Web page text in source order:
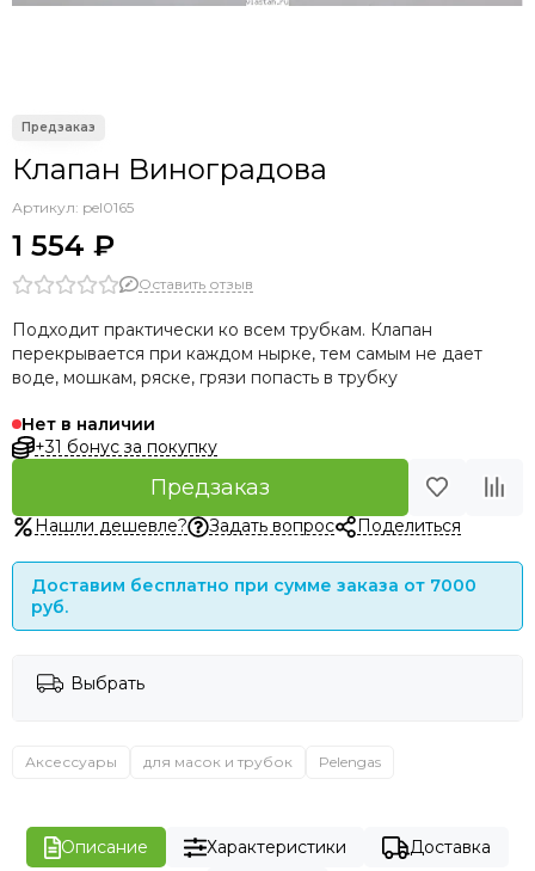
Клапан Виноградова
Артикул: pel0165
1 554 ₽
Оставить отзыв
Подходит практически ко всем трубкам. Клапан
перекрывается при каждом нырке, тем самым не дает
воде, мошкам, ряске, грязи попасть в трубку
Нет в наличии
+31 бонус за покупку
Предзаказ
Нашли дешевле? Задать вопрос Поделиться
Доставим бесплатно при сумме заказа от 7000
руб.
Выбрать
Аксессуары для масок и трубок Pelengas
Описание Характеристики
Доставка